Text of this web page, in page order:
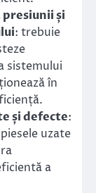
și
: trebuie
sistemului
în
și defecte:
uzate
a